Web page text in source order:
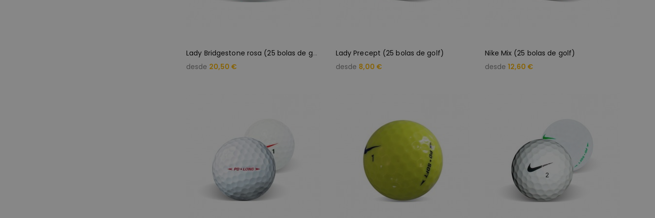
L
ady Bridgestone rosa (25 bolas de golf)
desde 20,50 €
Lady Precept (25 bolas de golf)
desde 8,00 €
Nike Mix (25 bolas de golf)
desde12,60 €